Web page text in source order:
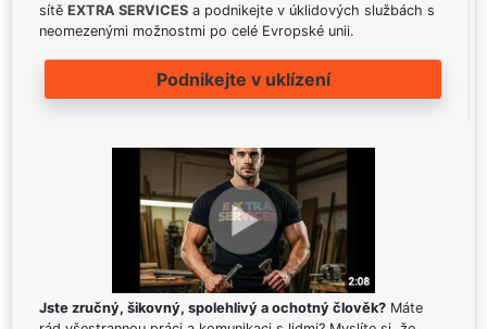
sítě EXTRA SERVICES a podnikejte v úklidových službách s
neomezenými možnostmi po celé Evropské unii.
Podnikejte v uklízení
Jste zručný, šikovný, spolehlivý a ochotný člověk? Máte